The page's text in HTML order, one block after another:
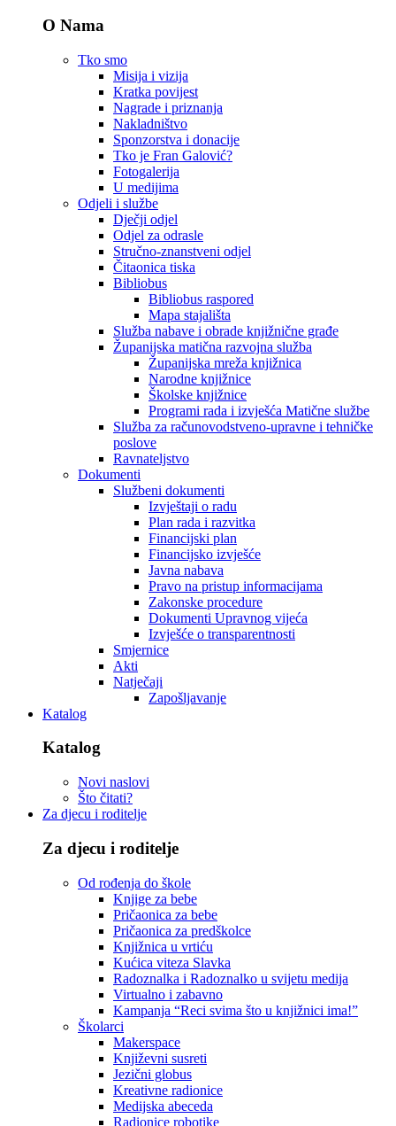
O Nama
Tko smo
Misija i vizija
Kratka povijest
Nagrade i priznanja
Nakladništvo
Sponzorstva i donacije
Tko je Fran Galović?
Fotogalerija
U medijima
Odjeli i službe
Dječji odjel
Odjel za odrasle
Stručno-znanstveni odjel
Čitaonica tiska
Bibliobus
Bibliobus raspored
Mapa stajališta
Služba nabave i obrade knjižnične građe
Županijska matična razvojna služba
Županijska mreža knjižnica
Narodne knjižnice
Školske knjižnice
Programi rada i izvješća Matične službe
Služba za računovodstveno-upravne i tehničke
poslove
Ravnateljstvo
Dokumenti
Službeni dokumenti
Izvještaji o radu
Plan rada i razvitka
Financijski plan
Financijsko izvješće
Javna nabava
Pravo na pristup informacijama
Zakonske procedure
Dokumenti Upravnog vijeća
Izvješće o transparentnosti
Smjernice
Akti
Natječaji
Zapošljavanje
Katalog
Katalog
Novi naslovi
Što čitati?
Za djecu i roditelje
Za djecu i roditelje
Od rođenja do škole
Knjige za bebe
Pričaonica za bebe
Pričaonica za predškolce
Knjižnica u vrtiću
Kućica viteza Slavka
Radoznalka i Radoznalko u svijetu medija
Virtualno i zabavno
Kampanja “Reci svima što u knjižnici ima!”
Školarci
Makerspace
Književni susreti
Jezični globus
Kreativne radionice
Medijska abeceda
Radionice robotike